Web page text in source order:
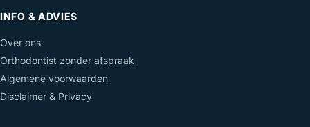
INFO & ADVIES
Over ons
Orthodontist zonder afspraak
Algemene voorwaarden
Disclaimer & Privacy